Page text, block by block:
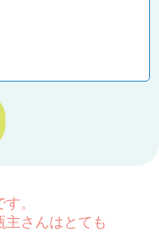
。
主さんはとても